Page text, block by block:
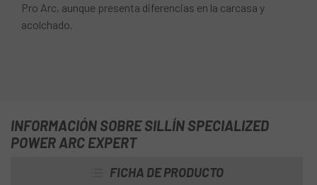
Pro Arc, aunque presenta diferencias en la carcasa y
acolchado.
INFORMACIÓN SOBRE SILLÍN SPECIALIZED
POWER ARC EXPERT
FICHA DE PRODUCTO